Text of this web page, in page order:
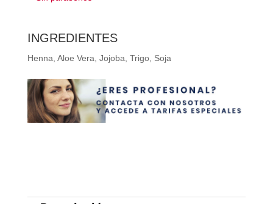
INGREDIENTES
Henna, Aloe Vera, Jojoba, Trigo, Soja